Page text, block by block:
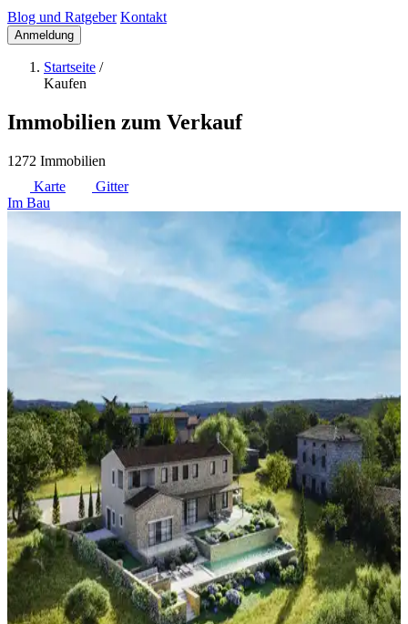
Blog und Ratgeber Kontakt
Anmeldung
Startseite /
Kaufen
Immobilien zum Verkauf
1272 Immobilien
Karte
Gitter
Im Bau